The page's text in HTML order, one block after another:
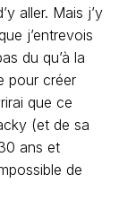
aller. Mais j’y
j’entrevois
du qu’à la
pour créer
que ce
(et de sa
ans et
de